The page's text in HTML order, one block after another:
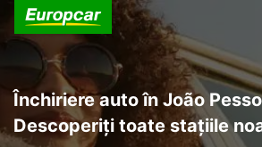
Închiriere auto în João
Descoperiți toate stațiile